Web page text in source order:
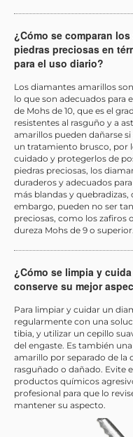
¿Cómo se comparan
piedras preciosas en
para el uso diario?
Los diamantes amarillos
lo que son adecuados para
de Mohs de 10, que es el
resistentes al rasguño y a
amarillos pueden dañarse
un tratamiento brusco, por
cuidado y protegerlos de
piedras preciosas, los
duraderos y adecuados
más blandas y quebradizas,
embargo, pueden no ser
preciosas, como los zafiros
dureza Mohs de 9 o superior.
¿Cómo se limpia y
conserve su mejor
Para limpiar y cuidar un
regularmente con una
tibia, y utilizar un cepillo
del engaste. Es también
amarillo por separado de la
rasguñado o dañado. Evite
productos químicos
profesional para que lo
mantener su aspecto.